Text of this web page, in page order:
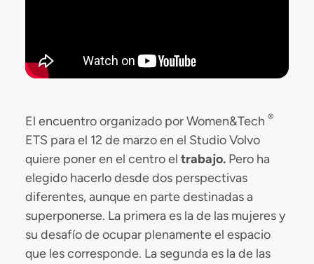
El encuentro organizado por Women&Tech ®
ETS para el 12 de marzo en el Studio Volvo
quiere poner en el centro el trabajo. Pero ha
elegido hacerlo desde dos perspectivas
diferentes, aunque en parte destinadas a
superponerse. La primera es la de las mujeres y
su desafío de ocupar plenamente el espacio
que les corresponde. La segunda es la de las